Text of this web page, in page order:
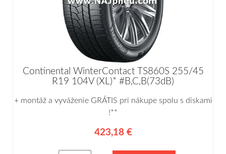
Continental WinterContact TS860S 255/45
R19 104V (XL)* #B,C,B(73dB)
+ montáž a vyváženie GRÁTIS pri nákupe spolu s diskami
!**
423,18 €